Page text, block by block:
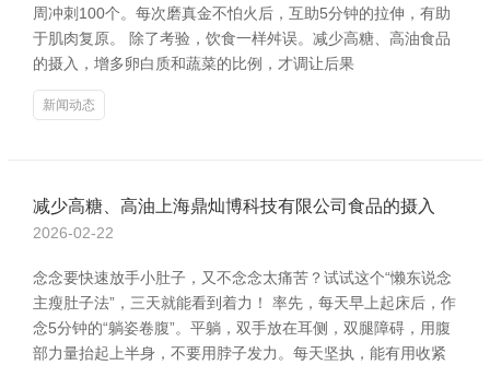
周冲刺100个。每次磨真金不怕火后，互助5分钟的拉伸，有助
于肌肉复原。 除了考验，饮食一样舛误。减少高糖、高油食品
的摄入，增多卵白质和蔬菜的比例，才调让后果
新闻动态
减少高糖、高油上海鼎灿博科技有限公司食品的摄入
2026-02-22
念念要快速放手小肚子，又不念念太痛苦？试试这个“懒东说念
主瘦肚子法”，三天就能看到着力！ 率先，每天早上起床后，作
念5分钟的“躺姿卷腹”。平躺，双手放在耳侧，双腿障碍，用腹
部力量抬起上半身，不要用脖子发力。每天坚执，能有用收紧